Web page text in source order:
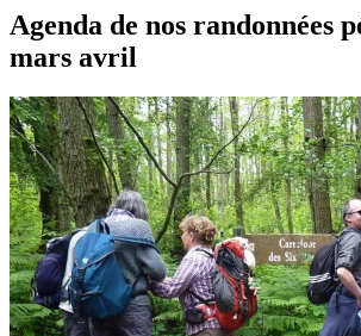
Agenda de nos randonnées
mars avril